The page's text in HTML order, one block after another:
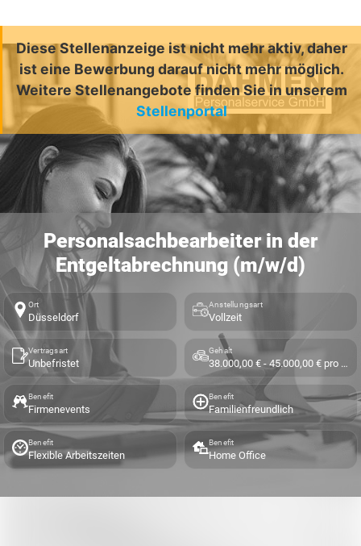
Diese Stellenanzeige ist nicht mehr aktiv, daher
ist eine Bewerbung darauf nicht mehr möglich.
Weitere Stellenangebote finden Sie in unserem
Stellenportal
Personalsachbearbeiter in der
Entgeltabrechnung (m/w/d)
Ort
Düsseldorf
Anstellungsart
Vollzeit
Vertragsart
Unbefristet
Gehalt
38.000,00 € - 45.000,00 € pro Jahr
Benefit
Firmenevents
Benefit
Familienfreundlich
Benefit
Flexible Arbeitszeiten
Benefit
Home Office